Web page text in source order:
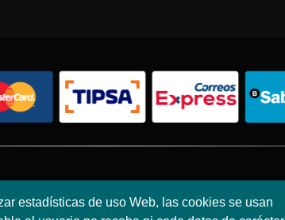
estadísticas de uso Web, las cookies se usan